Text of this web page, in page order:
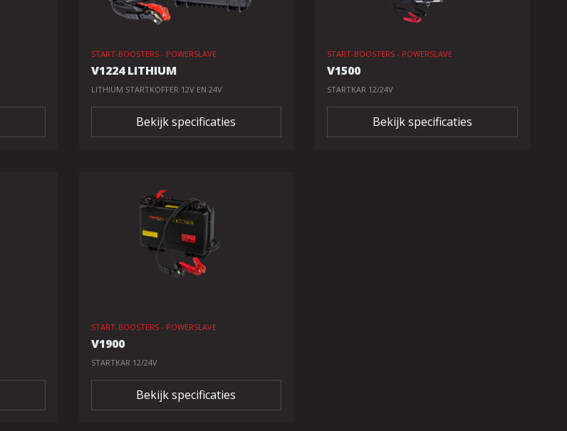
START-BOOSTERS - POWERSLAVE
V1224 LITHIUM
LITHIUM STARTKOFFER 12V EN 24V
Bekijk specificaties
START-BOOSTERS - POWERSLAVE
V1500
STARTKAR 12/24V
Bekijk specificaties
START-BOOSTERS - POWERSLAVE
V1900
STARTKAR 12/24V
Bekijk specificaties